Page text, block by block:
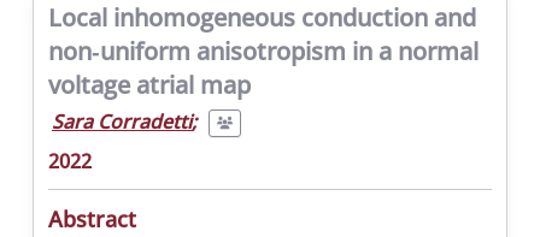
Local inhomogeneous conduction and
non‐uniform anisotropism in a normal
voltage atrial map
Sara Corradetti;
2022
Abstract